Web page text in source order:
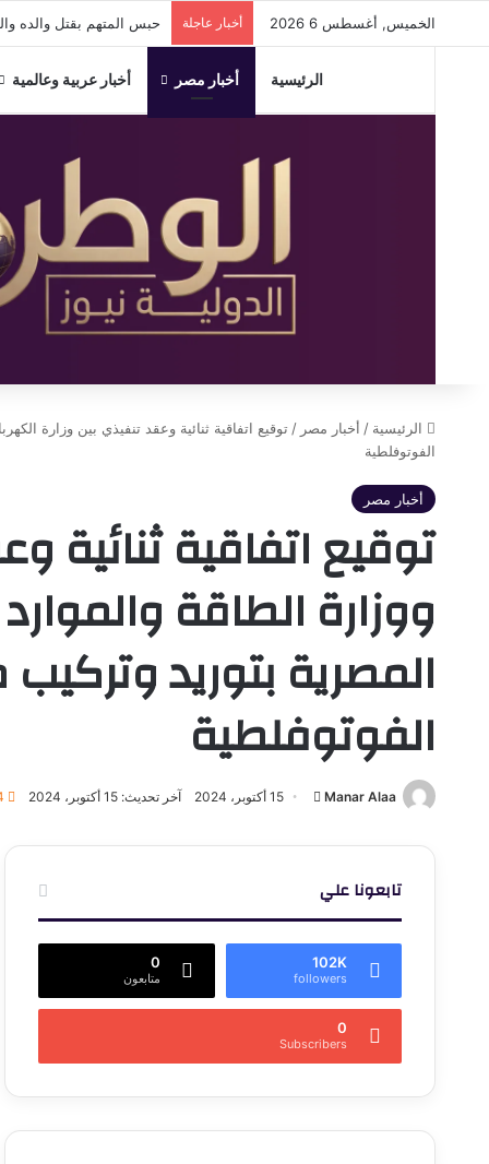
الخميس, أغسطس 6 2026 أخبار عاجلة حبس المتهم بقتل والده والشروع في
الرئيسية أخبار مصر أخبار عربية وعالمية
الرئيسية / أخبار مصر / توقيع اتفاقية ثنائية وعقد تنفيذي بين وزارة
الفوتوفلطية
أخبار مصر
توقيع اتفاقية ثنائية
ووزارة الطاقة
المصرية بتوريد
الفوتوفلطية
Manar Alaa أرسل
إلكترونيا
15 أكتوبر، 2024 آخر تحديث: 15 أكتوبر، 2024
تابعونا علي
102K
followers
0
متابعون
0
Subscribers